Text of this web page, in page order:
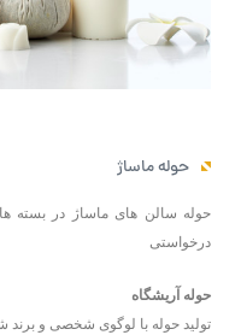
حوله ماساژ
حوله سالن های ماساژ در بسته
درخواستی
حوله آریشگاه
تولید حوله با لوگوی شخصی و